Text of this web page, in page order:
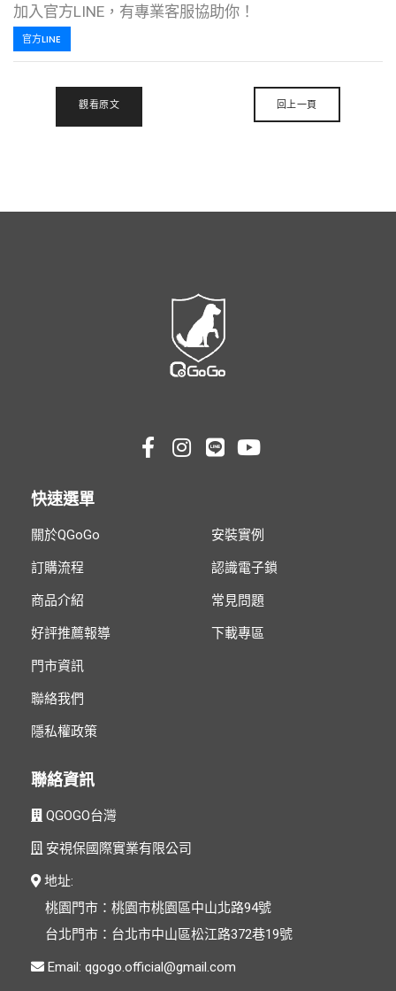
加入官方LINE，有專業客服協助你！
官方LINE
觀看原文 回上一頁
快速選單
關於QGoGo
訂購流程
商品介紹
好評推薦報導
門市資訊
聯絡我們
隱私權政策
安裝實例
認識電子鎖
常見問題
下載專區
聯絡資訊
QGOGO台灣
安視保國際實業有限公司
地址:
桃園門市：桃園市桃園區中山北路94號
台北門市：台北市中山區松江路372巷19號
Email: